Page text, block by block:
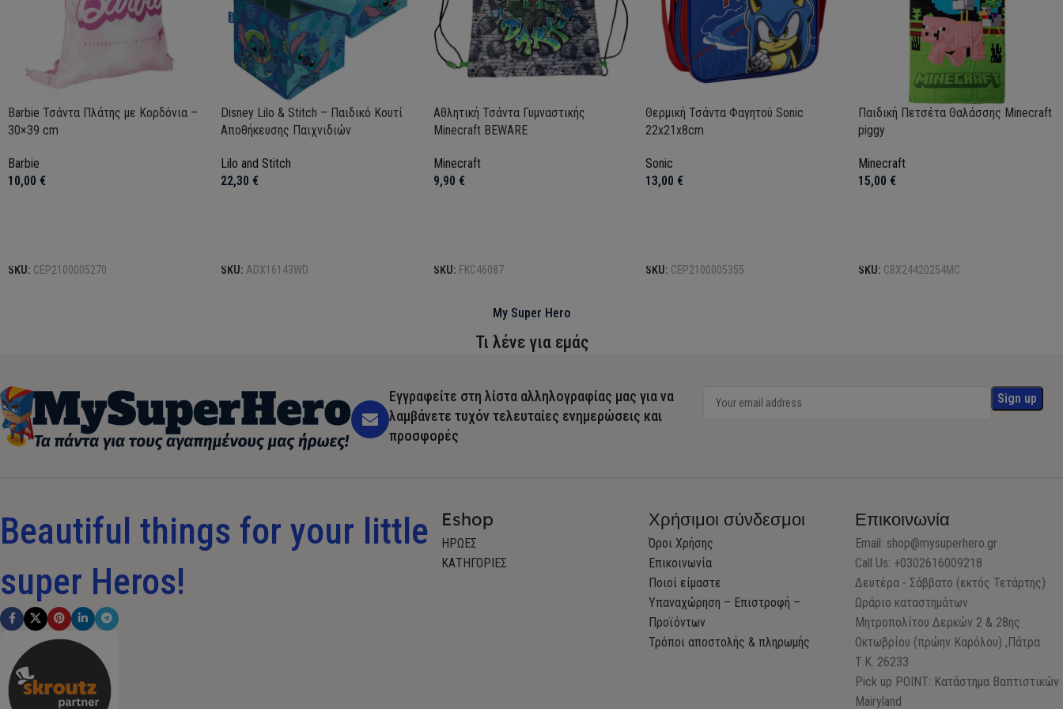
Barbie Τσάντα Πλάτης με Κορδόνια –
30×39 cm
Barbie
10,00 €
SKU: CEP2100005270
Disney Lilo & Stitch – Παιδικό Κουτί
Αποθήκευσης Παιχνιδιών
Lilo and Stitch
22,30 €
SKU: ADX16143WD
Αθλητική Τσάντα Γυμναστικής
Minecraft BEWARE
Minecraft
9,90 €
SKU: FKC46087
Θερμική Τσάντα Φαγητού Sonic
22x21x8cm
Sonic
13,00 €
SKU: CEP2100005355
Παιδική Πετσέτα Θαλάσσης Minecraft
piggy
Minecraft
15,00 €
SKU: CBX24420254MC
My Super Hero
Τι λένε για εμάς
Εγγραφείτε στη λίστα αλληλογραφίας μας για να
λαμβάνετε τυχόν τελευταίες ενημερώσεις και
προσφορές
Beautiful things for your little
super Heros!
Eshop
ΗΡΩΕΣ
ΚΑΤΗΓΟΡΙΕΣ
Χρήσιμοι σύνδεσμοι
Όροι Χρήσης
Επικοινωνία
Ποιοί είμαστε
Υπαναχώρηση – Επιστροφή –
Προϊόντων
Τρόποι αποστολής & πληρωμής
Επικοινωνία
Email: shop@mysuperhero.gr
Call Us: +0302616009218
Δευτέρα - Σάββατο (εκτός Τετάρτης)
Ωράριο καταστημάτων
Μητροπολίτου Δερκών 2 & 28ης
Οκτωβρίου (πρώην Καρόλου) ,Πάτρα
Τ.Κ. 26233
Pick up POINT: Κατάστημα Βαπτιστικών
Mairyland